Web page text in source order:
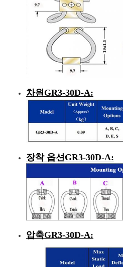
차원 GR3-30D-A:
장착 옵션 GR3-30D-A:
압축GR3-30D-A: